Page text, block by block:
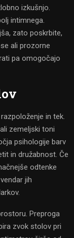
izkušnjo.
intimnega.
zato poskrbite,
ali prozorne
pa omogočajo
in tek.
zemeljski toni
psihologije barv
in družabnost. Če
odtenke
jih
Preproga
zvok stolov pri